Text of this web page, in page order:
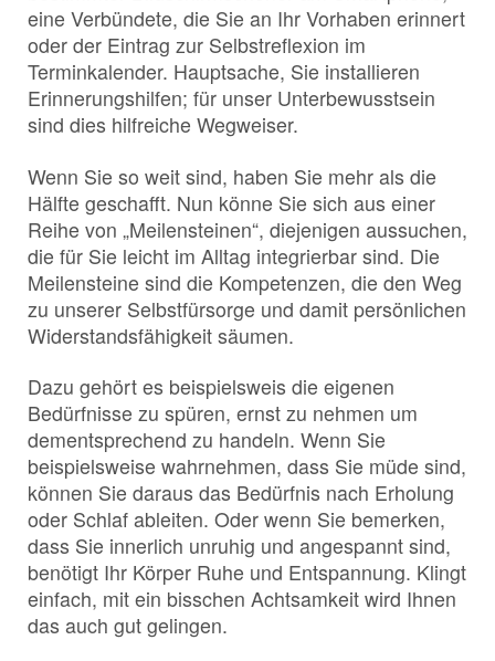
eine Verbündete, die Sie an Ihr Vorhaben erinnert
oder der Eintrag zur Selbstreflexion im
Terminkalender. Hauptsache, Sie installieren
Erinnerungshilfen; für unser Unterbewusstsein
sind dies hilfreiche Wegweiser.
Wenn Sie so weit sind, haben Sie mehr als die
Hälfte geschafft. Nun könne Sie sich aus einer
Reihe von „Meilensteinen“, diejenigen aussuchen,
die für Sie leicht im Alltag integrierbar sind. Die
Meilensteine sind die Kompetenzen, die den Weg
zu unserer Selbstfürsorge und damit persönlichen
Widerstandsfähigkeit säumen.
Dazu gehört es beispielsweis die eigenen
Bedürfnisse zu spüren, ernst zu nehmen um
dementsprechend zu handeln. Wenn Sie
beispielsweise wahrnehmen, dass Sie müde sind,
können Sie daraus das Bedürfnis nach Erholung
oder Schlaf ableiten. Oder wenn Sie bemerken,
dass Sie innerlich unruhig und angespannt sind,
benötigt Ihr Körper Ruhe und Entspannung. Klingt
einfach, mit ein bisschen Achtsamkeit wird Ihnen
das auch gut gelingen.